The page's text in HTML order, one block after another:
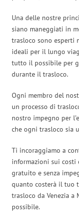
Una delle nostre
siano maneggiati in
trasloco sono esperti
ideali per il lungo
tutto il possibile per
durante il trasloco.
Ogni membro del
un processo di
nostro impegno per
che ogni trasloco sia
Ti incoraggiamo a
informazioni sui costi
gratuito e senza
quanto costerà il tuo
trasloco da Venezia a
possibile.